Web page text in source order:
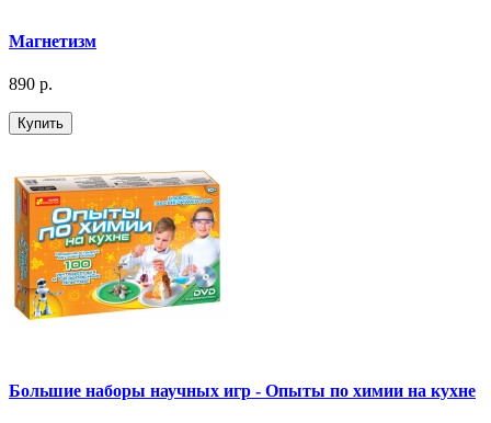
Магнетизм
890 р.
Купить
Большие наборы научных игр - Опыты по химии на кухне